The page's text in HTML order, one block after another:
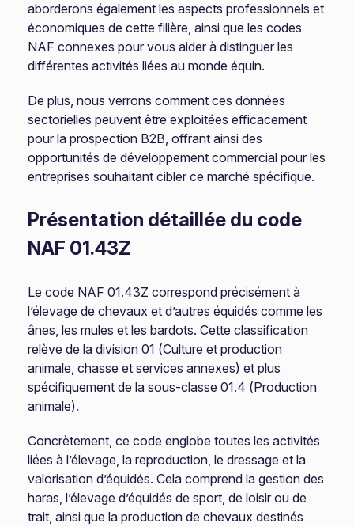
aborderons également les aspects professionnels et
économiques de cette filière, ainsi que les codes
NAF connexes pour vous aider à distinguer les
différentes activités liées au monde équin.
De plus, nous verrons comment ces données
sectorielles peuvent être exploitées efficacement
pour la prospection B2B, offrant ainsi des
opportunités de développement commercial pour les
entreprises souhaitant cibler ce marché spécifique.
Présentation détaillée du code
NAF 01.43Z
Le code NAF 01.43Z correspond précisément à
l’élevage de chevaux et d’autres équidés comme les
ânes, les mules et les bardots. Cette classification
relève de la division 01 (Culture et production
animale, chasse et services annexes) et plus
spécifiquement de la sous-classe 01.4 (Production
animale).
Concrètement, ce code englobe toutes les activités
liées à l’élevage, la reproduction, le dressage et la
valorisation d’équidés. Cela comprend la gestion des
haras, l’élevage d’équidés de sport, de loisir ou de
trait, ainsi que la production de chevaux destinés